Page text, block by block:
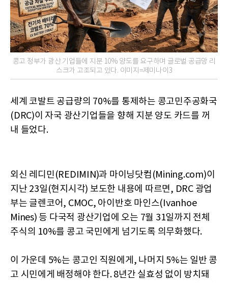
콩고 정부가 광산 기업들에 지분 10% 양도를 요구하며 글로벌 공급망 리
스크가 고조되고 있다. 이미지=제미나이3
세계 코발트 공급량의 70%를 통제하는 콩고민주공화국
(DRC)이 자국 광산기업들을 향해 지분 양도 카드를 꺼
내 들었다.
외신 레디민(REDIMIN)과 마이닝닷컴(Mining.com)이
지난 23일(현지시각) 보도한 내용에 따르면, DRC 광업
부는 글렌코어, CMOC, 아이반호 마인스(Ivanhoe
Mines) 등 다국적 광산기업에 오는 7월 31일까지 전체
주식의 10%를 콩고 국민에게 넘기도록 의무화했다.
이 가운데 5%는 콩고인 직원에게, 나머지 5%는 일반 콩
고 시민에게 배정해야 한다. 8년간 실효성 없이 방치돼